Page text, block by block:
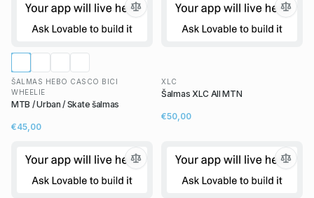
ŠALMAS HEBO CASCO BICI
WHEELIE
MTB / Urban / Skate šalmas
€45,00
XLC
Šalmas XLC All MTN
€50,00